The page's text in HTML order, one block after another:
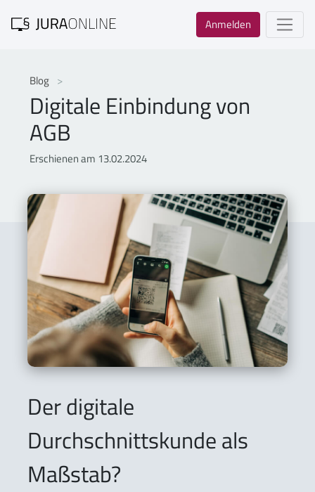
Anmelden
Blog
Digitale Einbindung von
AGB
Erschienen am 13.02.2024
Der digitale
Durchschnittskunde als
Maßstab?